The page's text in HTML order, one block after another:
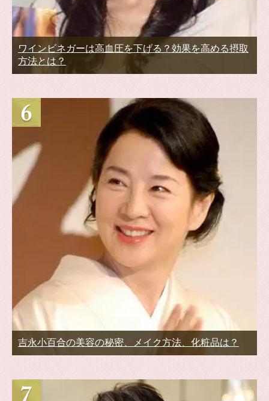
ワインビネガーは高血圧を下げる？効果を高める摂取
方法とは？
吉永小百合の美容の秘密、メイク方法、化粧品は？